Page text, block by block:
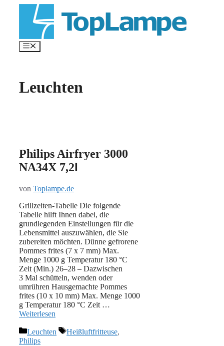
Menü
Leuchten
Philips Airfryer 3000
NA34X 7,2l
von Toplampe.de
Grillzeiten-Tabelle Die folgende
Tabelle hilft Ihnen dabei, die
grundlegenden Einstellungen für die
Lebensmittel auszuwählen, die Sie
zubereiten möchten. Dünne gefrorene
Pommes frites (7 x 7 mm) Max.
Menge 1000 g Temperatur 180 °C
Zeit (Min.) 26–28 – Dazwischen
3 Mal schütteln, wenden oder
umrühren Hausgemachte Pommes
frites (10 x 10 mm) Max. Menge 1000
g Temperatur 180 °C Zeit …
Weiterlesen
Kategorien
Leuchten Schlagwörter
Heißluftfritteuse,
Philips